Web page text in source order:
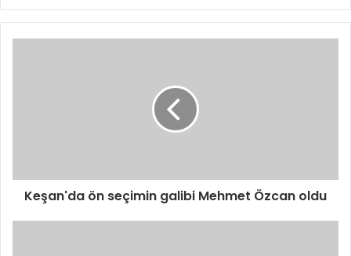
Keşan'da ön seçimin galibi Mehmet Özcan oldu